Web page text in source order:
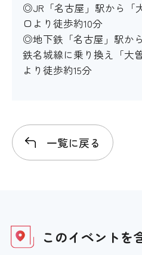
◎JR「名古屋」駅から「
口より徒歩約10分
◎地下鉄「名古屋」駅か
鉄名城線に乗り換え「大
より徒歩約15分
一覧に戻る
このイベントを